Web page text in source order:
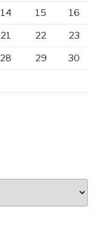
14 15 16
21 22 23
28 29 30